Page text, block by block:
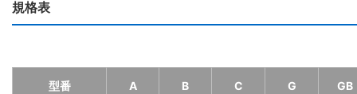
規格表
型番 A B C G GB